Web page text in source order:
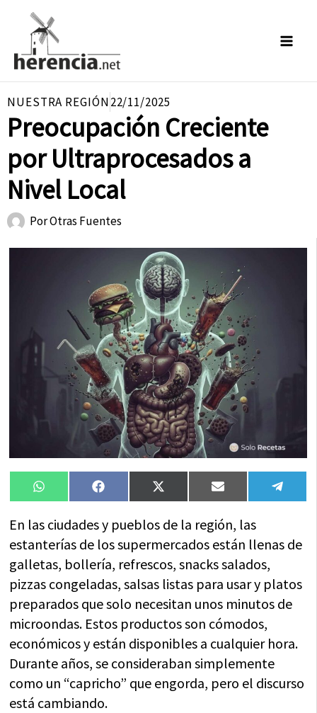
contenido
NUESTRA REGIÓN22/11/2025
Preocupación Creciente
por Ultraprocesados a
Nivel Local
PorOtras Fuentes
Compartir
en
WhatsAppCompartir
en
FacebookCompartir
en
X
(Twitter)
Compartir
en
Email
en
En las ciudades y pueblos de la región, las
estanterías de los supermercados están llenas de
galletas, bollería, refrescos, snacks salados,
pizzas congeladas, salsas listas para usar y platos
preparados que solo necesitan unos minutos de
microondas. Estos productos son cómodos,
económicos y están disponibles a cualquier hora.
Durante años, se consideraban simplemente
como un “capricho” que engorda, pero el discurso
está cambiando.